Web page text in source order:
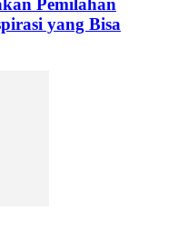
yang Bisa